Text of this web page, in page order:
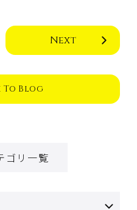
Next
To Blog
ゴリ一覧